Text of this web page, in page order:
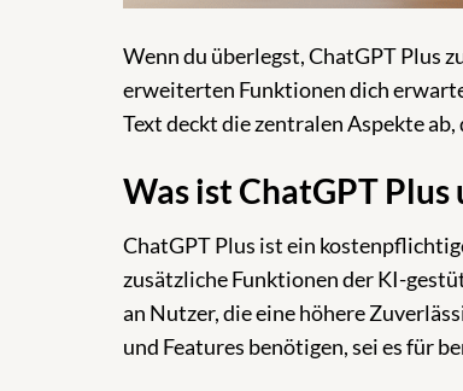
Wenn du überlegst, ChatGPT Plus
erweiterten Funktionen dich
Text deckt die zentralen Aspekte
Was ist ChatGPT
ChatGPT Plus ist ein
zusätzliche Funktionen der KI-
an Nutzer, die eine höhere
und Features benötigen, sei es für